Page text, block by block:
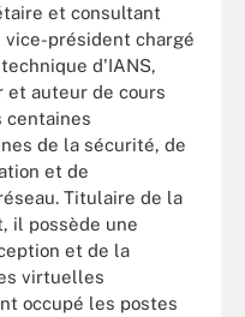
et consultant
vice-président chargé
d'IANS,
auteur de cours
centaines
de la sécurité, de
et de
Titulaire de la
il possède une
et de la
virtuelles
occupé les postes